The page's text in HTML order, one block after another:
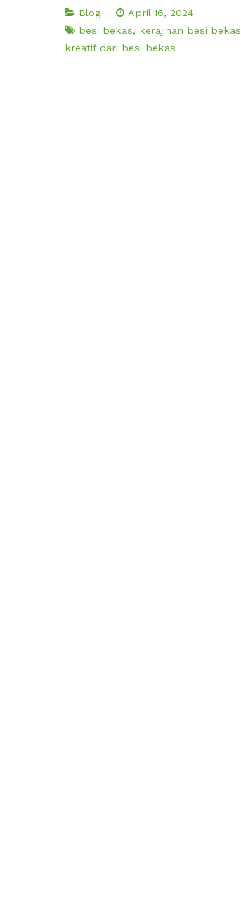
Blog
April 16, 2024
besi bekas, kerajinan besi bekas
kreatif dari besi bekas